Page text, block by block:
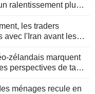
ralentissement plus
les traders
avec l'Iran avant les
zélandais marquent
perspectives de taux
ménages recule en